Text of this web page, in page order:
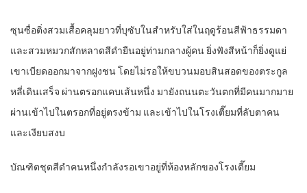
ซุนซื่อติ่งสวมเสื้อคลุมยาวที่บุซับในสำหรับใส่ในฤดูร้อนสีฟ้าธรรมดา
และสวมหมวกสักหลาดสีดำยืนอยู่ท่ามกลางผู้คน ยิ่งฟังสีหน้าก็ยิ่งดูแย่
เขาเบียดออกมาจากฝูงชน โดยไม่รอให้ขบวนมอบสินสอดของตระกูล
หลี่เดินเสร็จ ผ่านตรอกแคบเส้นหนึ่ง มายังถนนตะวันตกที่มีคนมากมาย
ผ่านเข้าไปในตรอกที่อยู่ตรงข้าม และเข้าไปในโรงเตี๊ยมที่ลับตาคน
และเงียบสงบ
บัณฑิตชุดสีดำคนหนึ่งกำลังรอเขาอยู่ที่ห้องหลักของโรงเตี๊ยม